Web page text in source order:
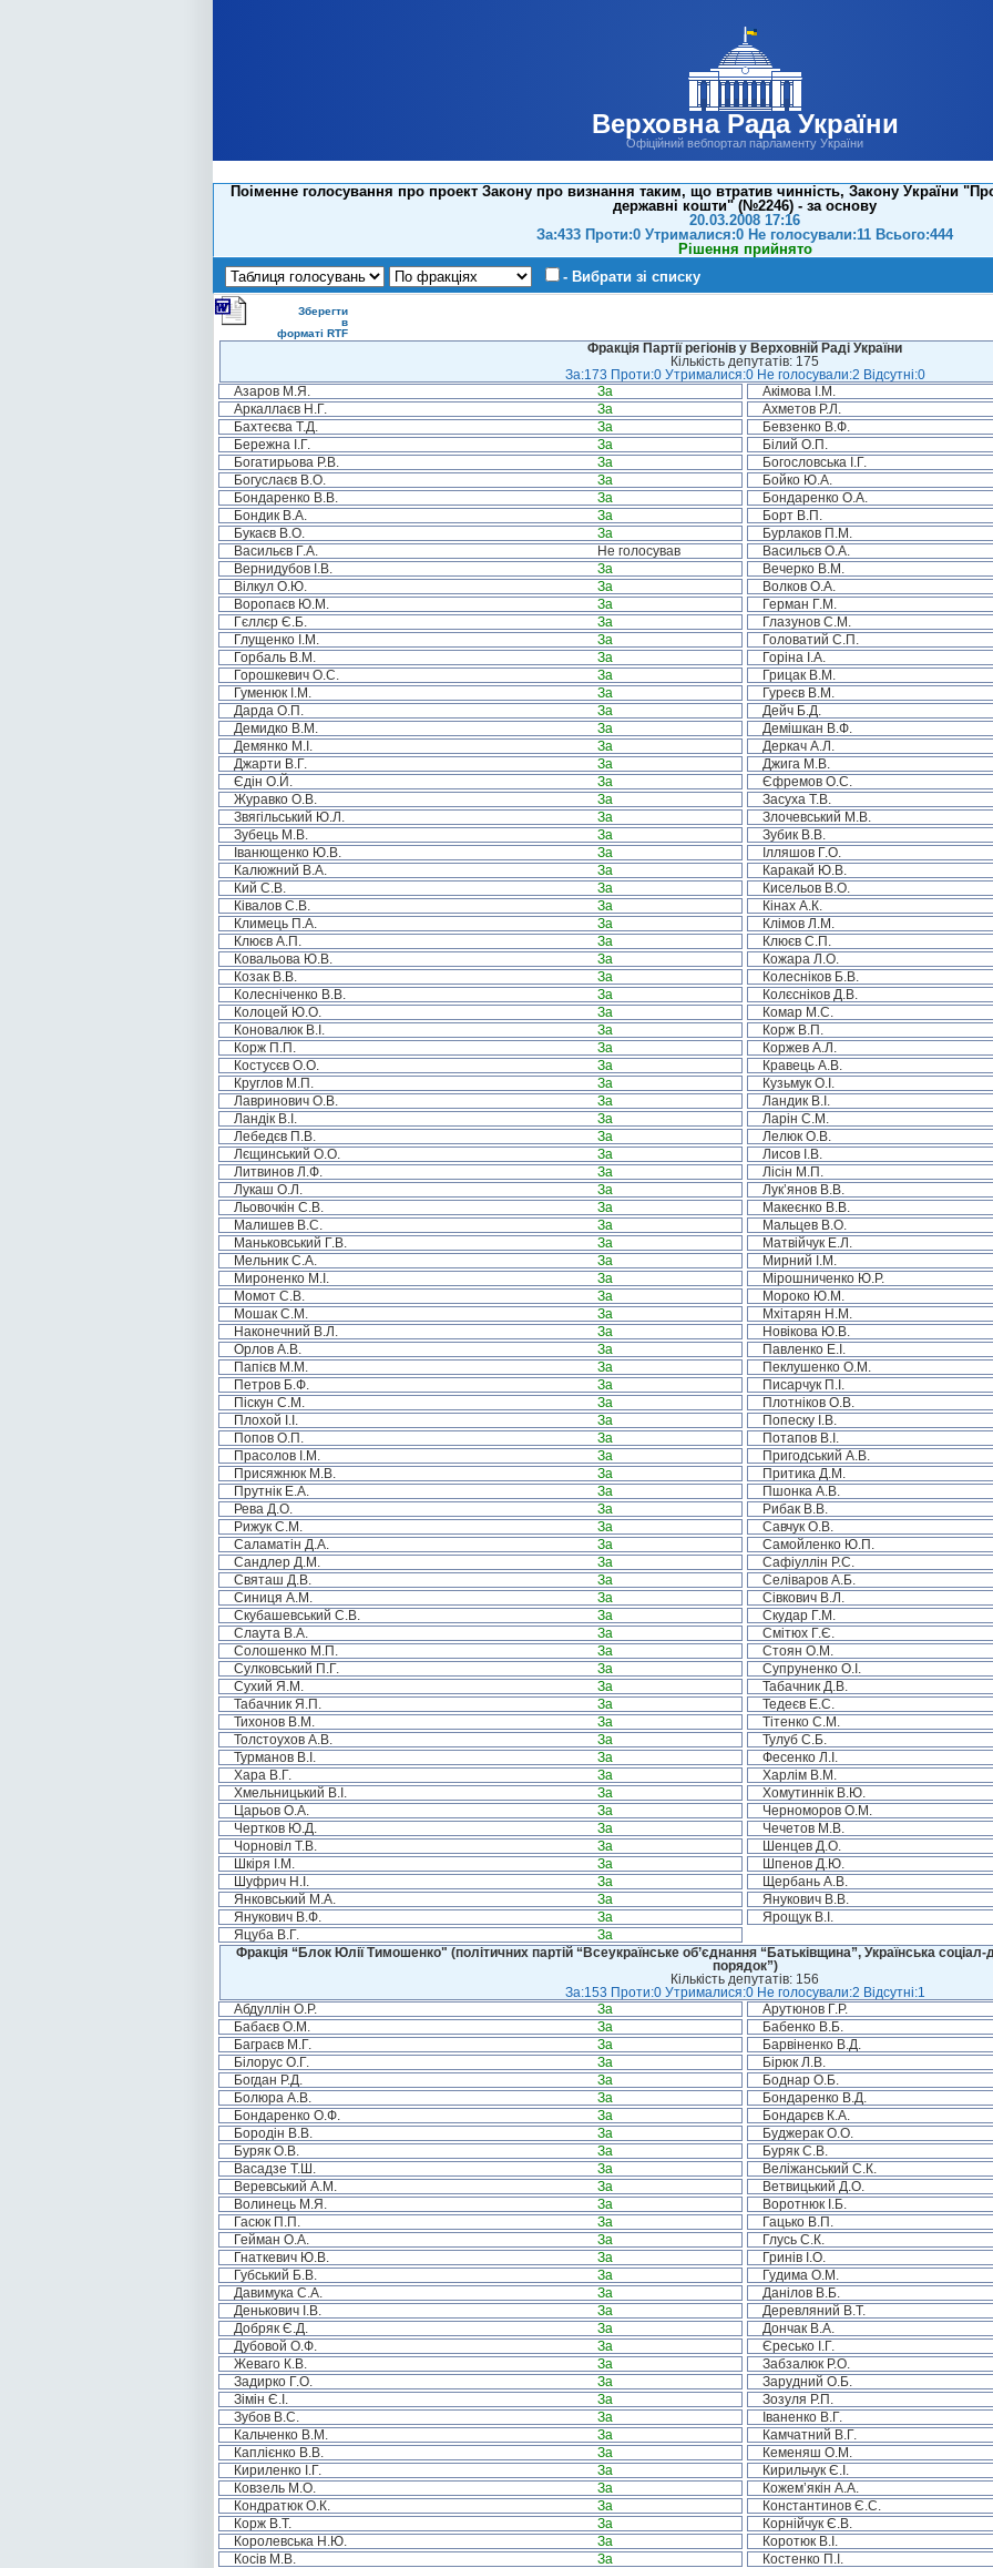
Верховна Рада України
Офіційний вебпортал парламенту України
Поіменне голосування про проект Закону про визнання таким, що втратив чинність, Закону України "Про
державні кошти" (№2246) - за основу
20.03.2008 17:16
За:433 Проти:0 Утрималися:0 Не голосували:11 Всього:444
Рішення прийнято
- Вибрати зі списку
Зберегти
в
форматі RTF
Фракція Партії регіонів у Верховній Раді України
Кількість депутатів: 175
За:173 Проти:0 Утрималися:0 Не голосували:2 Відсутні:0
Азаров М.Я.
За Акімова І.М.
Аркаллаєв Н.Г.
За Ахметов Р.Л.
Бахтеєва Т.Д.
За Бевзенко В.Ф.
Бережна І.Г.
За Білий О.П.
Богатирьова Р.В.
За Богословська І.Г.
Богуслаєв В.О.
За Бойко Ю.А.
Бондаренко В.В.
За Бондаренко О.А.
Бондик В.А.
За Борт В.П.
Букаєв В.О.
За Бурлаков П.М.
Васильєв Г.А.
Не голосував Васильєв О.А.
Вернидубов І.В.
За Вечерко В.М.
Вілкул О.Ю.
За Волков О.А.
Воропаєв Ю.М.
За Герман Г.М.
Гєллєр Є.Б.
За Глазунов С.М.
Глущенко І.М.
За Головатий С.П.
Горбаль В.М.
За Горіна І.А.
Горошкевич О.С.
За Грицак В.М.
Гуменюк І.М.
За Гуреєв В.М.
Дарда О.П.
За Дейч Б.Д.
Демидко В.М.
За Демішкан В.Ф.
Демянко М.І.
За Деркач А.Л.
Джарти В.Г.
За Джига М.В.
Єдін О.Й.
За Єфремов О.С.
Журавко О.В.
За Засуха Т.В.
Звягільський Ю.Л.
За Злочевський М.В.
Зубець М.В.
За Зубик В.В.
Іванющенко Ю.В.
За Ілляшов Г.О.
Калюжний В.А.
За Каракай Ю.В.
Кий С.В.
За Кисельов В.О.
Ківалов С.В.
За Кінах А.К.
Климець П.А.
За Клімов Л.М.
Клюєв А.П.
За Клюєв С.П.
Ковальова Ю.В.
За Кожара Л.О.
Козак В.В.
За Колесніков Б.В.
Колесніченко В.В.
За Колєсніков Д.В.
Колоцей Ю.О.
За Комар М.С.
Коновалюк В.І.
За Корж В.П.
Корж П.П.
За Коржев А.Л.
Костусєв О.О.
За Кравець А.В.
Круглов М.П.
За Кузьмук О.І.
Лавринович О.В.
За Ландик В.І.
Ландік В.І.
За Ларін С.М.
Лебедєв П.В.
За Лелюк О.В.
Лєщинський О.О.
За Лисов І.В.
Литвинов Л.Ф.
За Лісін М.П.
Лукаш О.Л.
За Лук’янов В.В.
Льовочкін С.В.
За Макеєнко В.В.
Малишев В.С.
За Мальцев В.О.
Маньковський Г.В.
За Матвійчук Е.Л.
Мельник С.А.
За Мирний І.М.
Мироненко М.І.
За Мірошниченко Ю.Р.
Момот С.В.
За Мороко Ю.М.
Мошак С.М.
За Мхітарян Н.М.
Наконечний В.Л.
За Новікова Ю.В.
Орлов А.В.
За Павленко Е.І.
Папієв М.М.
За Пеклушенко О.М.
Петров Б.Ф.
За Писарчук П.І.
Піскун С.М.
За Плотніков О.В.
Плохой І.І.
За Попеску І.В.
Попов О.П.
За Потапов В.І.
Прасолов І.М.
За Пригодський А.В.
Присяжнюк М.В.
За Притика Д.М.
Прутнік Е.А.
За Пшонка А.В.
Рева Д.О.
За Рибак В.В.
Рижук С.М.
За Савчук О.В.
Саламатін Д.А.
За Самойленко Ю.П.
Сандлер Д.М.
За Сафіуллін Р.С.
Святаш Д.В.
За Селіваров А.Б.
Синиця А.М.
За Сівкович В.Л.
Скубашевський С.В.
За Скудар Г.М.
Слаута В.А.
За Смітюх Г.Є.
Солошенко М.П.
За Стоян О.М.
Сулковський П.Г.
За Супруненко О.І.
Сухий Я.М.
За Табачник Д.В.
Табачник Я.П.
За Тедеєв Е.С.
Тихонов В.М.
За Тітенко С.М.
Толстоухов А.В.
За Тулуб С.Б.
Турманов В.І.
За Фесенко Л.І.
Хара В.Г.
За Харлім В.М.
Хмельницький В.І.
За Хомутиннік В.Ю.
Царьов О.А.
За Черноморов О.М.
Чертков Ю.Д.
За Чечетов М.В.
Чорновіл Т.В.
За Шенцев Д.О.
Шкіря І.М.
За Шпенов Д.Ю.
Шуфрич Н.І.
За Щербань А.В.
Янковський М.А.
За Янукович В.В.
Янукович В.Ф.
За Ярощук В.І.
Яцуба В.Г.
За
Фракція “Блок Юлії Тимошенко" (політичних партій “Всеукраїнське об’єднання “Батьківщина”, Українська
порядок”)
Кількість депутатів: 156
За:153 Проти:0 Утрималися:0 Не голосували:2 Відсутні:1
Абдуллін О.Р.
За Арутюнов Г.Р.
Бабаєв О.М.
За Бабенко В.Б.
Баграєв М.Г.
За Барвіненко В.Д.
Білорус О.Г.
За Бірюк Л.В.
Богдан Р.Д.
За Боднар О.Б.
Болюра А.В.
За Бондаренко В.Д.
Бондаренко О.Ф.
За Бондарєв К.А.
Бородін В.В.
За Буджерак О.О.
Буряк О.В.
За Буряк С.В.
Васадзе Т.Ш.
За Веліжанський С.К.
Веревський А.М.
За Ветвицький Д.О.
Волинець М.Я.
За Воротнюк І.Б.
Гасюк П.П.
За Гацько В.П.
Гейман О.А.
За Глусь С.К.
Гнаткевич Ю.В.
За Гринів І.О.
Губський Б.В.
За Гудима О.М.
Давимука С.А.
За Данілов В.Б.
Денькович І.В.
За Деревляний В.Т.
Добряк Є.Д.
За Дончак В.А.
Дубовой О.Ф.
За Єресько І.Г.
Жеваго К.В.
За Забзалюк Р.О.
Задирко Г.О.
За Зарудний О.Б.
Зімін Є.І.
За Зозуля Р.П.
Зубов В.С.
За Іваненко В.Г.
Кальченко В.М.
За Камчатний В.Г.
Каплієнко В.В.
За Кеменяш О.М.
Кириленко І.Г.
За Кирильчук Є.І.
Ковзель М.О.
За Кожем’якін А.А.
Кондратюк О.К.
За Константинов Є.С.
Корж В.Т.
За Корнійчук Є.В.
Королевська Н.Ю.
За Коротюк В.І.
Косів М.В.
За Костенко П.І.